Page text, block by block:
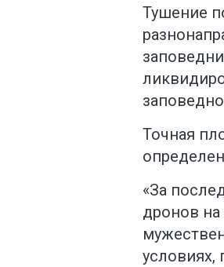
Тушение
Точная
«За
дронов